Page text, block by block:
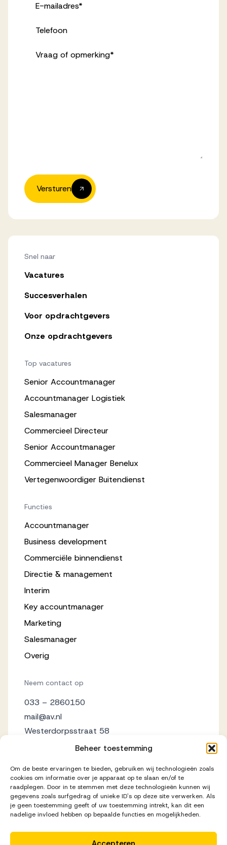
Beheer toestemming
Om de beste ervaringen te bieden, gebruiken wij technologieën zoals
cookies om informatie over je apparaat op te slaan en/of te
raadplegen. Door in te stemmen met deze technologieën kunnen wij
gegevens zoals surfgedrag of unieke ID's op deze site verwerken. Als
je geen toestemming geeft of uw toestemming intrekt, kan dit een
nadelige invloed hebben op bepaalde functies en mogelijkheden.
E-mailadres*
Telefoon
Vraag of opmerking*
Versturen
Snel naar
Vacatures
Succesverhalen
Voor opdrachtgevers
Onze opdrachtgevers
Top vacatures
Senior Accountmanager
Accountmanager Logistiek
Salesmanager
Commercieel Directeur
Senior Accountmanager
Commercieel Manager Benelux
Vertegenwoordiger Buitendienst
Functies
Accountmanager
Business development
Commerciële binnendienst
Directie & management
Interim
Key accountmanager
Marketing
Salesmanager
Overig
Neem contact op
033 – 2860150
mail@av.nl
Westerdorpsstraat 58
3871 AZ Hoevelaken